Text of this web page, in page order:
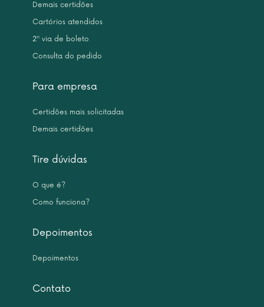
Demais certidões
Cartórios atendidos
2ª via de boleto
Consulta do pedido
Para empresa
Certidões mais solicitadas
Demais certidões
Tire dúvidas
O que é?
Como funciona?
Depoimentos
Depoimentos
Contato